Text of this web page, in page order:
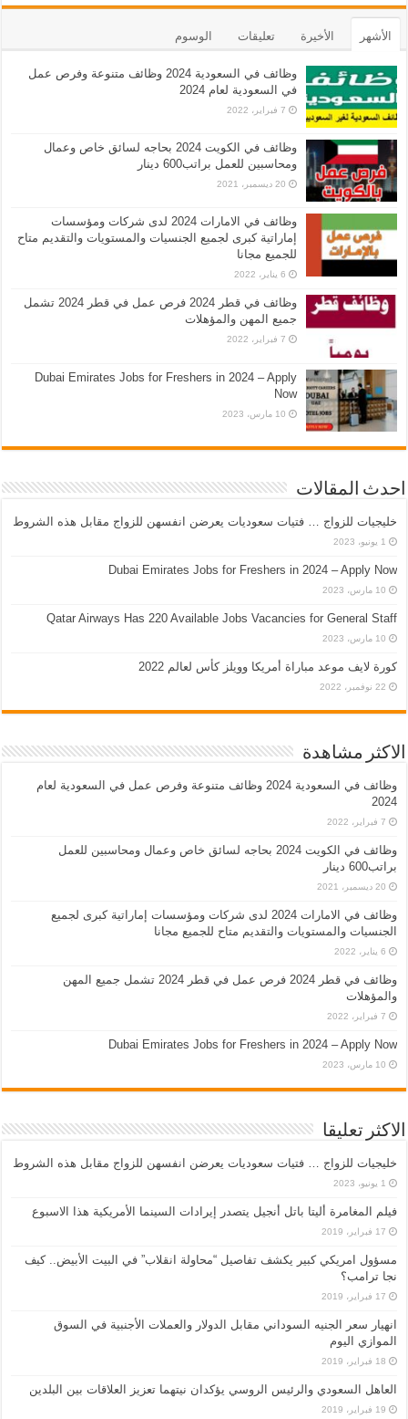
الأشهر الأخيرة تعليقات الوسوم
وظائف في السعودية 2024 وظائف متنوعة وفرص عمل
في السعودية لعام 2024
7 فبراير، 2022
وظائف في الكويت 2024 بحاجه لسائق خاص وعمال
ومحاسبين للعمل براتب600 دينار
20 ديسمبر، 2021
وظائف في الامارات 2024 لدى شركات ومؤسسات
إماراتية كبرى لجميع الجنسيات والمستويات والتقديم متاح
للجميع مجانا
6 يناير، 2022
وظائف في قطر 2024 فرص عمل في قطر 2024 تشمل
جميع المهن والمؤهلات
7 فبراير، 2022
Dubai Emirates Jobs for Freshers in 2024 – Apply
Now
10 مارس، 2023
احدث المقالات
خليجيات للزواج … فتيات سعوديات يعرضن انفسهن للزواج مقابل هذه الشروط
1 يونيو، 2023
Dubai Emirates Jobs for Freshers in 2024 – Apply Now
10 مارس، 2023
Qatar Airways Has 220 Available Jobs Vacancies for General Staff
10 مارس، 2023
كورة لايف موعد مباراة أمريكا وويلز كأس لعالم 2022
22 نوفمبر، 2022
الاكثر مشاهدة
وظائف في السعودية 2024 وظائف متنوعة وفرص عمل في السعودية لعام
2024
7 فبراير، 2022
وظائف في الكويت 2024 بحاجه لسائق خاص وعمال ومحاسبين للعمل
براتب600 دينار
20 ديسمبر، 2021
وظائف في الامارات 2024 لدى شركات ومؤسسات إماراتية كبرى لجميع
الجنسيات والمستويات والتقديم متاح للجميع مجانا
6 يناير، 2022
وظائف في قطر 2024 فرص عمل في قطر 2024 تشمل جميع المهن
والمؤهلات
7 فبراير، 2022
Dubai Emirates Jobs for Freshers in 2024 – Apply Now
10 مارس، 2023
الاكثر تعليقا
خليجيات للزواج … فتيات سعوديات يعرضن انفسهن للزواج مقابل هذه الشروط
1 يونيو، 2023
فيلم المغامرة أليتا‭ ‬باتل أنجيل يتصدر إيرادات السينما الأمريكية هذا الاسبوع
17 فبراير، 2019
مسؤول امريكي كبير يكشف تفاصيل “محاولة انقلاب” في البيت الأبيض.. كيف
نجا ترامب؟
17 فبراير، 2019
انهيار سعر الجنيه السوداني مقابل الدولار والعملات الأجنبية في السوق
الموازي اليوم
18 فبراير، 2019
العاهل السعودي والرئيس الروسي يؤكدان نيتهما تعزيز العلاقات بين البلدين
19 فبراير، 2019